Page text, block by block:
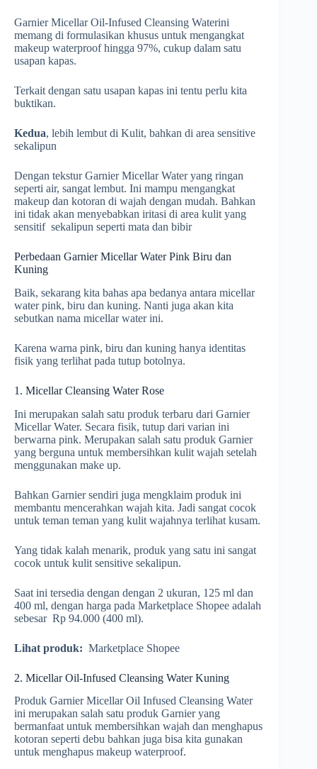
Garnier Micellar Oil-Infused Cleansing Waterini
memang di formulasikan khusus untuk mengangkat
makeup waterproof hingga 97%, cukup dalam satu
usapan kapas.
Terkait dengan satu usapan kapas ini tentu perlu kita
buktikan.
Kedua, lebih lembut di Kulit, bahkan di area sensitive
sekalipun
Dengan tekstur Garnier Micellar Water yang ringan
seperti air, sangat lembut. Ini mampu mengangkat
makeup dan kotoran di wajah dengan mudah. Bahkan
ini tidak akan menyebabkan iritasi di area kulit yang
sensitif sekalipun seperti mata dan bibir
Perbedaan Garnier Micellar Water Pink Biru dan
Kuning
Baik, sekarang kita bahas apa bedanya antara micellar
water pink, biru dan kuning. Nanti juga akan kita
sebutkan nama micellar water ini.
Karena warna pink, biru dan kuning hanya identitas
fisik yang terlihat pada tutup botolnya.
1. Micellar Cleansing Water Rose
Ini merupakan salah satu produk terbaru dari Garnier
Micellar Water. Secara fisik, tutup dari varian ini
berwarna pink. Merupakan salah satu produk Garnier
yang berguna untuk membersihkan kulit wajah setelah
menggunakan make up.
Bahkan Garnier sendiri juga mengklaim produk ini
membantu mencerahkan wajah kita. Jadi sangat cocok
untuk teman teman yang kulit wajahnya terlihat kusam.
Yang tidak kalah menarik, produk yang satu ini sangat
cocok untuk kulit sensitive sekalipun.
Saat ini tersedia dengan dengan 2 ukuran, 125 ml dan
400 ml, dengan harga pada Marketplace Shopee adalah
sebesar Rp 94.000 (400 ml).
Lihat produk: Marketplace Shopee
2. Micellar Oil-Infused Cleansing Water Kuning
Produk Garnier Micellar Oil Infused Cleansing Water
ini merupakan salah satu produk Garnier yang
bermanfaat untuk membersihkan wajah dan menghapus
kotoran seperti debu bahkan juga bisa kita gunakan
untuk menghapus makeup waterproof.